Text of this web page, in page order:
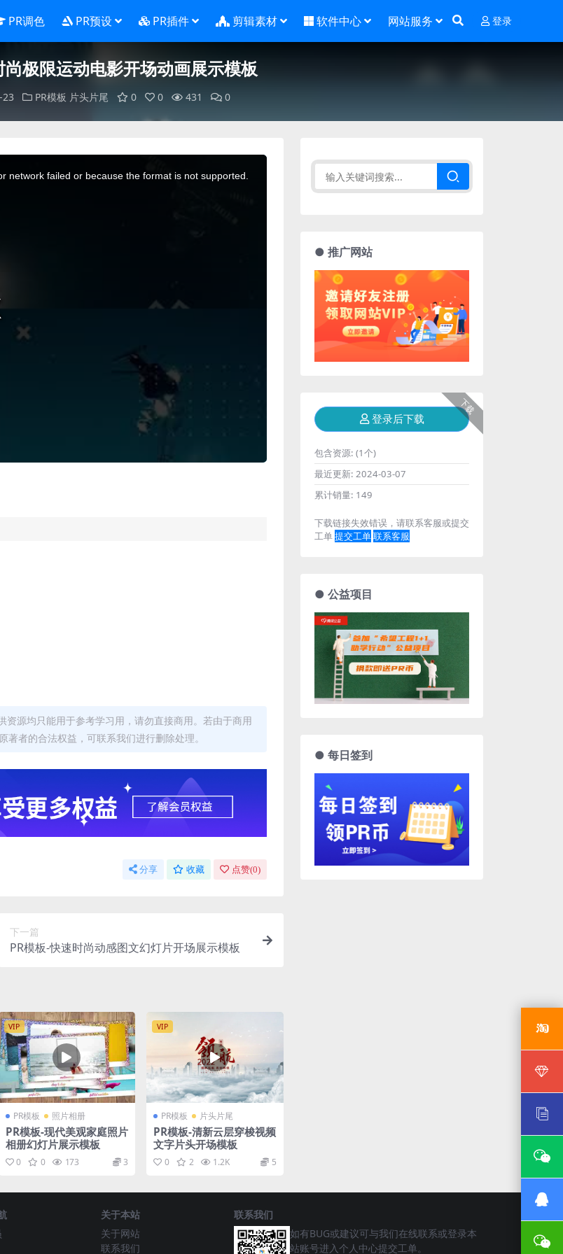
PR调色 PR预设 PR插件 剪辑素材 软件中心 网站服务 登录
尚极限运动电影开场动画展示模板
23 PR模板 片头片尾 0 0 431 0
failed or because the format is not supported.
源均只能用于参考学习用，请勿直接商用。若由于商用
者的合法权益，可联系我们进行删除处理。
分享 收藏 点赞(0)
下一篇
PR模板-快速时尚动感图文幻灯片开场展示模板
VIP
PR模板 照片相册
PR模板-现代美观家庭照片
相册幻灯片展示模板
0 0 173 3
VIP
PR模板 片头片尾
PR模板-清新云层穿梭视频
文字片头开场模板
0 2 1.2K 5
● 推广网站
下载
登录后下载
包含资源: (1个)
最近更新: 2024-03-07
累计销量: 149
下载链接失效错误，请联系客服或提交
工单提交工单联系客服
● 公益项目
● 每日签到
关于本站
关于网站
联系我们
联系我们
如有BUG或建议可与我们在线联系或登录本
站账号进入个人中心提交工单。